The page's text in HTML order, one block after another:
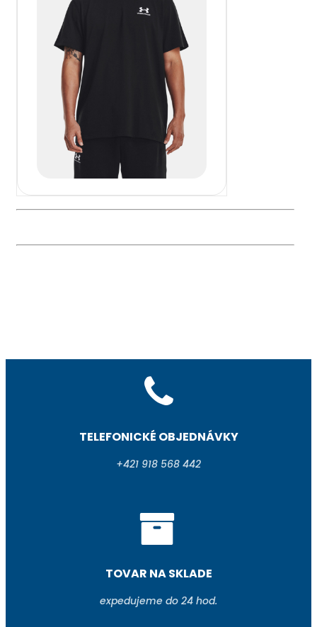
TELEFONICKÉ OBJEDNÁVKY
+421 918 568 442
TOVAR NA SKLADE
expedujeme do 24 hod.